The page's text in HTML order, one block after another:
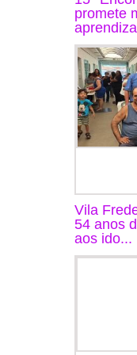
promete
Vila
54 anos
aos ido...